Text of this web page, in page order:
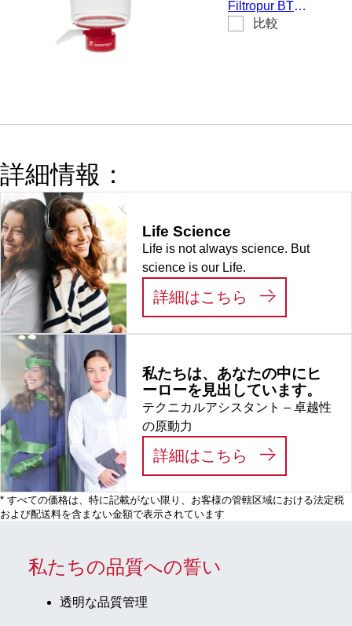
フリー、非細
胞毒性、
0.45 µm
Filtropur BT
50, ボトルト
0.45 µm, 清澄
パイロジェン
フリー、非細
胞毒性、
DNase/RNase
フリー, 1 個/
比較
詳細情報：
Life Science
Life is not always science. But
science is our Life.
詳細はこちら LIFE
私たちは、あなたの中にヒ
ーローを見出しています。
テクニカルアシスタント – 卓越性
の原動力
詳細はこちら 私たちは、
* すべての価格は、特に記載がない限り、お客様の管轄区域における法定税
および配送料を含まない金額で表示されています
私たちの品質への誓い
透明な品質管理